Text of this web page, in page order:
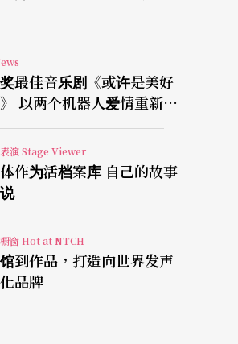
最佳音乐剧《或许是美好
以两个机器人爱情重新凝
人生
演 Stage Viewer
作为活档案库 自己的故事
窗 Hot at NTCH
到作品，打造向世界发声
品牌